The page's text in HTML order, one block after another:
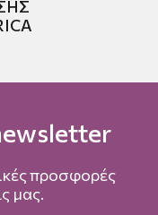
προσφορές
μας.